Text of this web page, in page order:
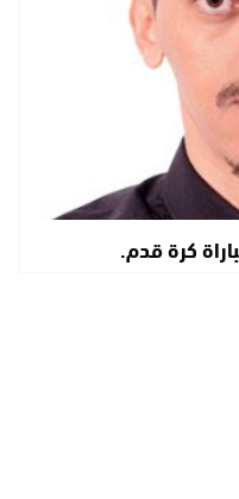
كرة قدم.